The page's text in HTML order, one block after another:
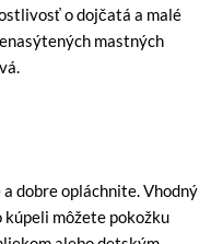
o dojčatá a malé
mastných
dobre opláchnite. Vhodný
kúpeli môžete pokožku